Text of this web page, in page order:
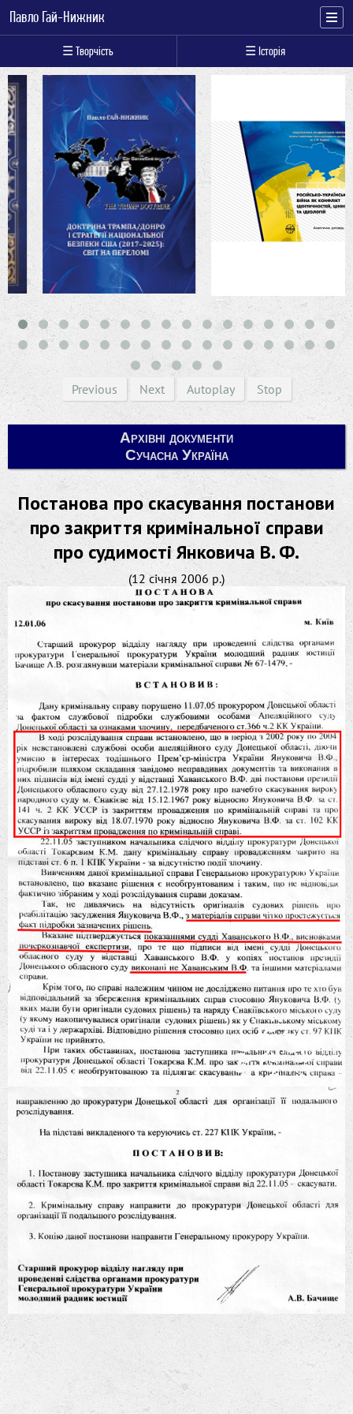
Павло Гай-Нижник
☰ Творчість ☰ Історія
Previous Next Autoplay Stop
Архівні документи
Сучасна Україна
Постанова про скасування постанови
про закриття кримінальної справи
про судимості Янковича В. Ф.
(12 січня 2006 р.)